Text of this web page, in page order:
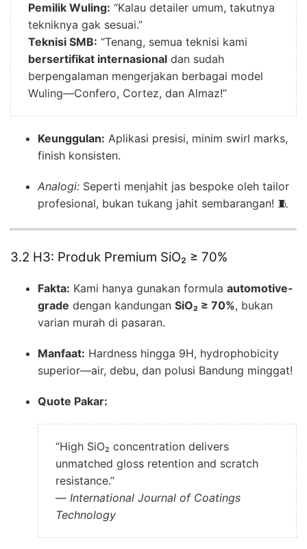
Pemilik Wuling: “Kalau detailer umum, takutnya
tekniknya gak sesuai.”
Teknisi SMB: “Tenang, semua teknisi kami
bersertifikat internasional dan sudah
berpengalaman mengerjakan berbagai model
Wuling—Confero, Cortez, dan Almaz!”
Keunggulan: Aplikasi presisi, minim swirl marks,
finish konsisten.
Analogi: Seperti menjahit jas bespoke oleh tailor
profesional, bukan tukang jahit sembarangan! 🧵
3.2 H3: Produk Premium SiO₂ ≥ 70%
Fakta: Kami hanya gunakan formula automotive-
grade dengan kandungan SiO₂ ≥ 70%, bukan
varian murah di pasaran.
Manfaat: Hardness hingga 9H, hydrophobicity
superior—air, debu, dan polusi Bandung minggat!
Quote Pakar:
“High SiO₂ concentration delivers
unmatched gloss retention and scratch
resistance.”
— International Journal of Coatings
Technology